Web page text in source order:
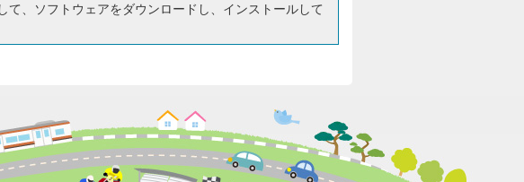
て、ソフトウェアをダウンロードし、インストールして